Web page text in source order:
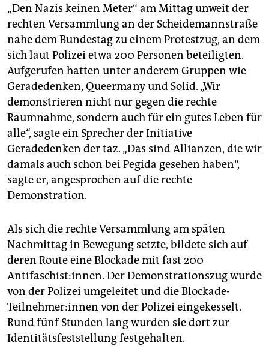
„Den Nazis keinen Meter“ am Mittag unweit der
rechten Versammlung an der Scheidemannstraße
nahe dem Bundestag zu einem Protestzug, an dem
sich laut Polizei etwa 200 Personen beteiligten.
Aufgerufen hatten unter anderem Gruppen wie
Geradedenken, Queermany und Solid. „Wir
demonstrieren nicht nur gegen die rechte
Raumnahme, sondern auch für ein gutes Leben für
alle“, sagte ein Sprecher der Initiative
Geradedenken der taz. „Das sind Allianzen, die wir
damals auch schon bei Pegida gesehen haben“,
sagte er, angesprochen auf die rechte
Demonstration.
Als sich die rechte Versammlung am späten
Nachmittag in Bewegung setzte, bildete sich auf
deren Route eine Blockade mit fast 200
Antifaschist:innen. Der Demonstrationszug wurde
von der Polizei umgeleitet und die Blockade-
Teilnehmer:innen von der Polizei eingekesselt.
Rund fünf Stunden lang wurden sie dort zur
Identitätsfeststellung festgehalten.